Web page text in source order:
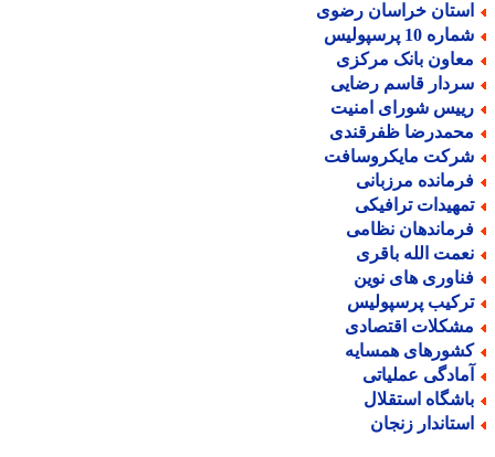
خراسان رضوی
10 پرسپولیس
بانک مرکزی
قاسم رضایی
شورای امنیت
ظفرقندی
مایکروسافت
مرزبانی
ترافیکی
نظامی
الله باقری
های نوین
پرسپولیس
اقتصادی
همسایه
عملیاتی
استقلال
زنجان